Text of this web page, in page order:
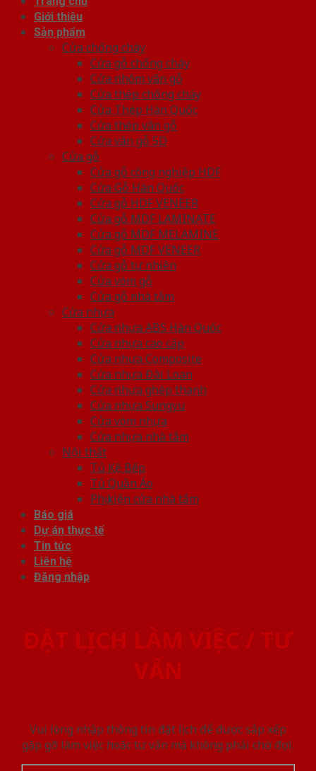
Giới thiệu
Sản phẩm
Cửa chống cháy
Cửa gỗ chống cháy
Cửa nhôm vân gỗ
Cửa thép chống cháy
Cửa Thép Hàn Quốc
Cửa thép vân gỗ
Cửa vân gỗ 5D
Cửa gỗ
Cửa gỗ công nghiệp HDF
Cửa Gỗ Hàn Quốc
Cửa gỗ HDF VENEER
Cửa gỗ MDF LAMINATE
Cửa gỗ MDF MELAMINE
Cửa gỗ MDF VENEER
Cửa gỗ tự nhiên
Cửa vòm gỗ
Cửa gỗ nhà tắm
Cửa nhựa
Cửa nhựa ABS Hàn Quốc
Cửa nhựa cao cấp
Cửa nhựa Composite
Cửa nhựa Đài Loan
Cửa nhựa ghép thanh
Cửa nhựa Sungyu
Cửa vòm nhựa
Cửa nhựa nhà tắm
Nội thất
Tủ Kệ Bếp
Tủ Quần Áo
Phụ kiện cửa nhà tắm
Báo giá
Dự án thực tế
Tin tức
Liên hệ
Đăng nhập
ĐẶT LỊCH LÀM VIỆC / TƯ
VẤN
Vui lòng nhập thông tin đặt lịch để được sắp xếp
gặp gỡ làm việc hoăc tư vấn mà không phải chờ đợi.